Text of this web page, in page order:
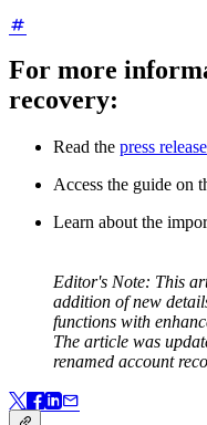
For more
recovery:
Read the press release
Access the guide on
Learn about the
Editor's Note: This
addition of new
functions with
The article was
renamed account